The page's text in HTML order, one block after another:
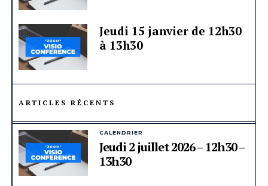
Jeudi 15 janvier de 12h30
à 13h30
ARTICLES RÉCENTS
CALENDRIER
Jeudi 2 juillet 2026 – 12h30 –
13h30